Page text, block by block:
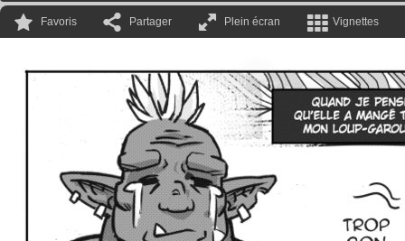
Favoris Partager Plein écran Vignettes